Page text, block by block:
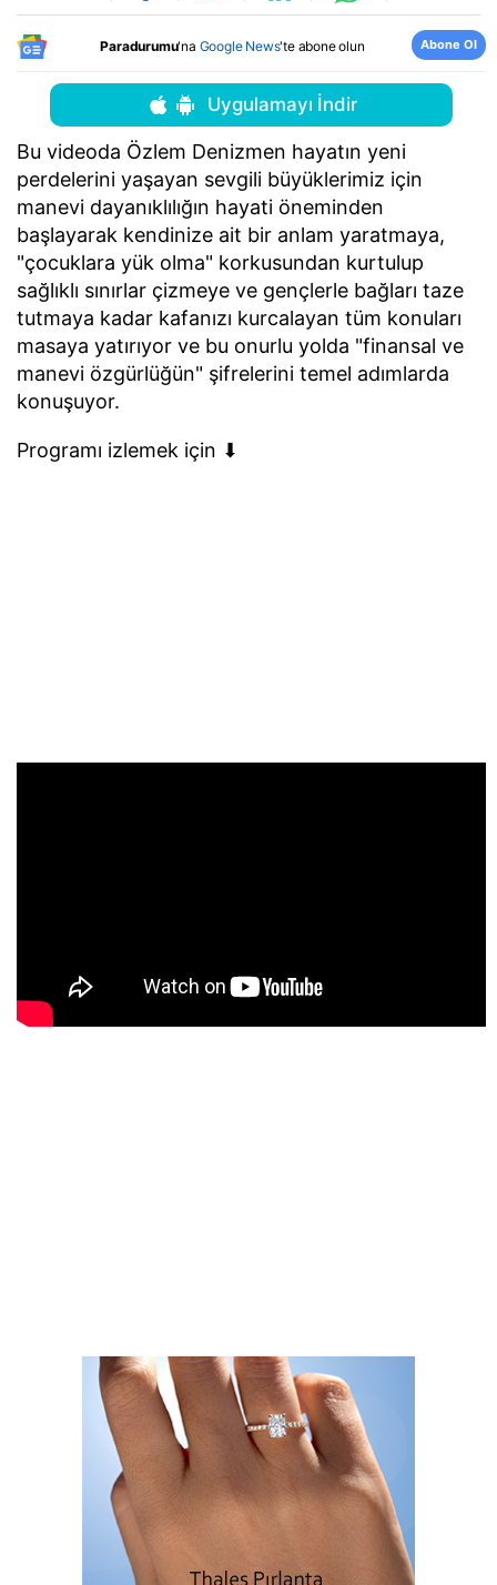
Paradurumu'na Google News'te abone olun Abone Ol
Uygulamayı İndir
Bu videoda Özlem Denizmen hayatın yeni
perdelerini yaşayan sevgili büyüklerimiz için
manevi dayanıklılığın hayati öneminden
başlayarak kendinize ait bir anlam yaratmaya,
"çocuklara yük olma" korkusundan kurtulup
sağlıklı sınırlar çizmeye ve gençlerle bağları taze
tutmaya kadar kafanızı kurcalayan tüm konuları
masaya yatırıyor ve bu onurlu yolda "finansal ve
manevi özgürlüğün" şifrelerini temel adımlarda
konuşuyor.
Programı izlemek için ⬇︎